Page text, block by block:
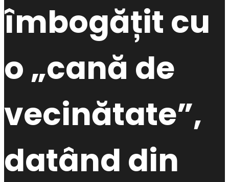
îmbogățit cu
o „cană de
vecinătate”,
datând din